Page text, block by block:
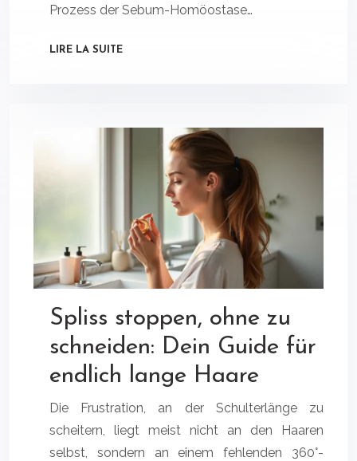
Prozess der Sebum-Homöostase…
LIRE LA SUITE
Spliss stoppen, ohne zu
schneiden: Dein Guide für
endlich lange Haare
Die Frustration, an der Schulterlänge zu
scheitern, liegt meist nicht an den Haaren
selbst, sondern an einem fehlenden 360°-